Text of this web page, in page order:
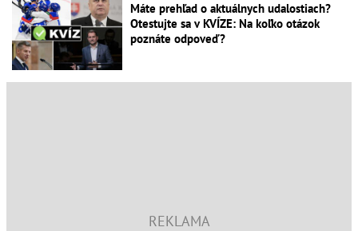
Máte prehľad o aktuálnych udalostiach?
Otestujte sa v KVÍZE: Na koľko otázok
poznáte odpoveď?